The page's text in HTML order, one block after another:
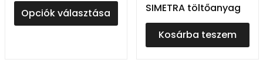
Opciók választása
SIMETRA töltőanyag
Kosárba teszem